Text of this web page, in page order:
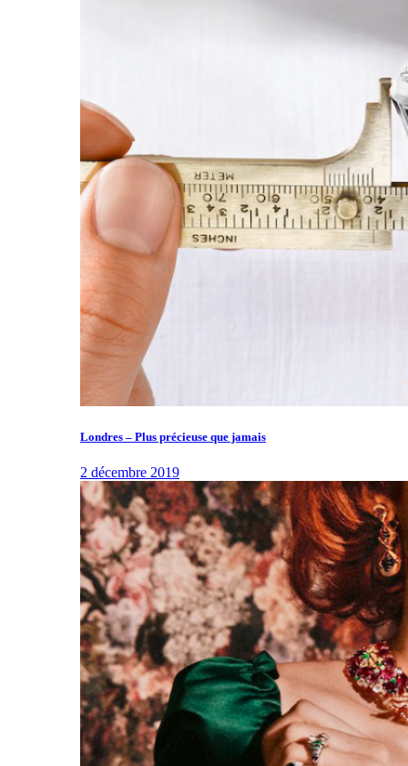
Londres – Plus précieuse que jamais
2 décembre 2019